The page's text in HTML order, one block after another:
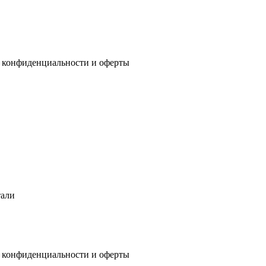
и оферты
и оферты